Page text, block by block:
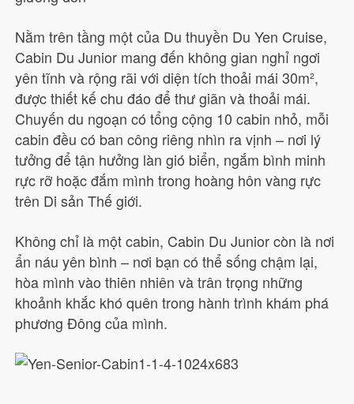
Nằm trên tầng một của Du thuyền Du Yen Cruise,
Cabin Du Junior mang đến không gian nghỉ ngơi
yên tĩnh và rộng rãi với diện tích thoải mái 30m²,
được thiết kế chu đáo để thư giãn và thoải mái.
Chuyến du ngoạn có tổng cộng 10 cabin nhỏ, mỗi
cabin đều có ban công riêng nhìn ra vịnh – nơi lý
tưởng để tận hưởng làn gió biển, ngắm bình minh
rực rỡ hoặc đắm mình trong hoàng hôn vàng rực
trên Di sản Thế giới.
Không chỉ là một cabin, Cabin Du Junior còn là nơi
ẩn náu yên bình – nơi bạn có thể sống chậm lại,
hòa mình vào thiên nhiên và trân trọng những
khoảnh khắc khó quên trong hành trình khám phá
phương Đông của mình.